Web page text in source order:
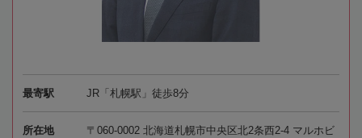
最寄駅 JR「札幌駅」徒歩8分
所在地
〒060-0002 北海道札幌市中央区北2条西2-4 マルホビ